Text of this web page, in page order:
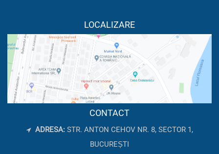
LOCALIZARE
CONTACT
ADRESA: STR. ANTON CEHOV NR. 8, SECTOR 1,
BUCUREȘTI